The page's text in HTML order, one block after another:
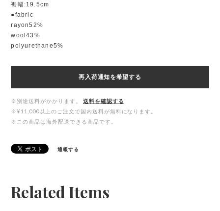
裾幅:19.5cm
●fabric
rayon52%
wool43%
polyurethane5%
再入荷通知を希望する
※別途送料がかかります。
送料を確認する
※¥11,000以上のご注文で国内送料が無料になります。
※この商品は海外配送できる商品です。
通報する
Related Items